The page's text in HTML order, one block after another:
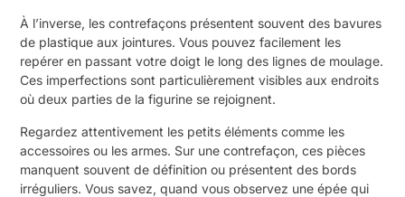
À l’inverse, les contrefaçons présentent souvent des bavures
de plastique aux jointures. Vous pouvez facilement les
repérer en passant votre doigt le long des lignes de moulage.
Ces imperfections sont particulièrement visibles aux endroits
où deux parties de la figurine se rejoignent.
Regardez attentivement les petits éléments comme les
accessoires ou les armes. Sur une contrefaçon, ces pièces
manquent souvent de définition ou présentent des bords
irréguliers. Vous savez, quand vous observez une épée qui